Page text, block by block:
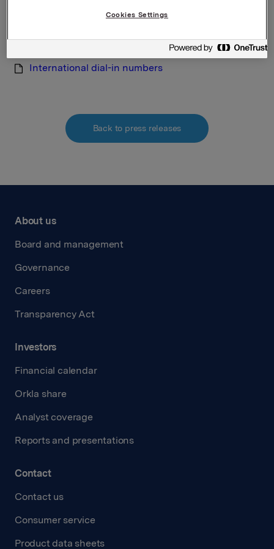
International dial-in numbers
Back to press releases
About us
Board and management
Governance
Careers
Transparency Act
Investors
Financial calendar
Orkla share
Analyst coverage
Reports and presentations
Contact
Contact us
Consumer service
Product data sheets
Cookies Settings